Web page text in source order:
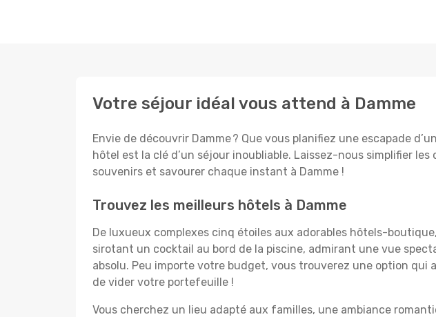
Votre séjour idéal vous attend à Damme
Envie de découvrir Damme ? Que vous planifiez une escapade
hôtel est la clé d’un séjour inoubliable. Laissez-nous simplifier
souvenirs et savourer chaque instant à Damme !
Trouvez les meilleurs hôtels à Damme
De luxueux complexes cinq étoiles aux adorables hôtels-
sirotant un cocktail au bord de la piscine, admirant une vue
absolu. Peu importe votre budget, vous trouverez une option qui
de vider votre portefeuille !
Vous cherchez un lieu adapté aux familles, une ambiance